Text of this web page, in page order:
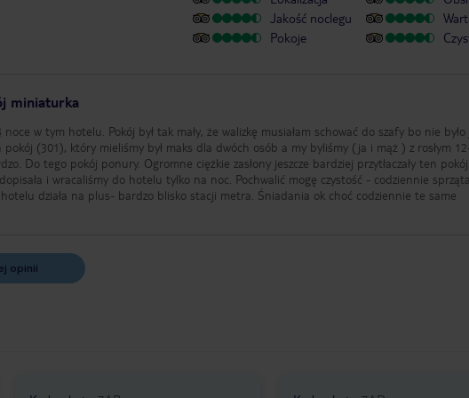
Jakość noclegu
Pokoje
miniaturka
w tym hotelu. Pokój był tak mały, że walizkę musiałam schować do szafy bo nie było
pokój (301), który mieliśmy był maks dla dwóch osób a my byliśmy (ja i mąż ) z rosłym
Do tego pokój ponury. Ogromne ciężkie zasłony jeszcze bardziej przytłaczały ten pokój.
i wracaliśmy do hotelu tylko na noc. Pochwalić mogę czystość - codziennie
hotelu działa na plus- bardzo blisko stacji metra. Śniadania ok choć codziennie te same
opinii